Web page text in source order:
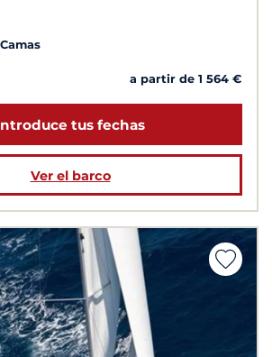
a partir de 1 564 €
tus fechas
Ver el barco